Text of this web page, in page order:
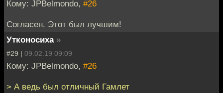
Кому: JPBelmondo, #26
Согласен. Этот был лучшим!
Утконосиха »
#29 | 09.02.19 09:09
Кому: JPBelmondo, #26
> А ведь был отличный Гамлет